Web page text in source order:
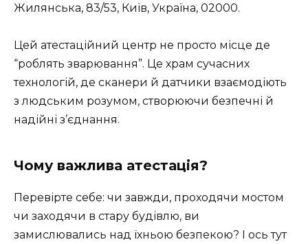
Жилянська, 83/53, Київ, Україна, 02000.
Цей атестаційний центр не просто місце де
“роблять зварювання”. Це храм сучасних
технологій, де сканери й датчики взаємодіють
з людським розумом, створюючи безпечні й
надійні з’єднання.
Чому важлива атестація?
Перевірте себе: чи завжди, проходячи мостом
чи заходячи в стару будівлю, ви
замислювались над їхньою безпекою? І ось тут